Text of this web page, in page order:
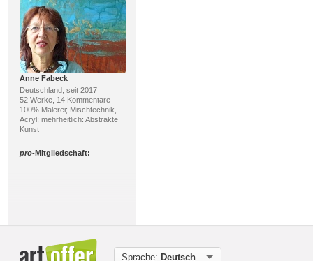
Anne Fabeck
Deutschland, seit 2017
52 Werke, 14 Kommentare
100% Malerei; Mischtechnik,
Acryl; mehrheitlich: Abstrakte
Kunst
pro-Mitgliedschaft:
Sprache: Deutsch